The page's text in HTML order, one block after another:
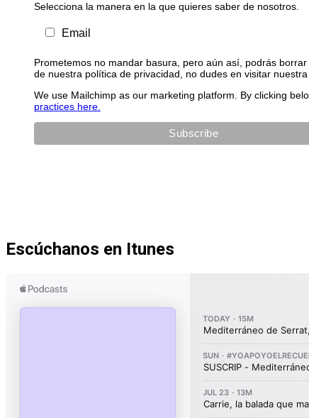
Selecciona la manera en la que quieres saber de nosotros.
Email
Prometemos no mandar basura, pero aún así, podrás
de nuestra política de privacidad, no dudes en visitar nuestra
We use Mailchimp as our marketing platform. By clicking
practices here.
Escúchanos en Itunes